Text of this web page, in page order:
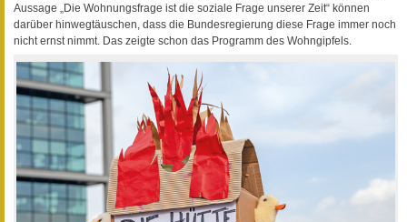
Aussage „Die Wohnungsfrage ist die soziale Frage unserer Zeit“ können
darüber hinwegtäuschen, dass die Bundesregierung diese Frage immer noch
nicht ernst nimmt. Das zeigte schon das Programm des Wohngipfels.